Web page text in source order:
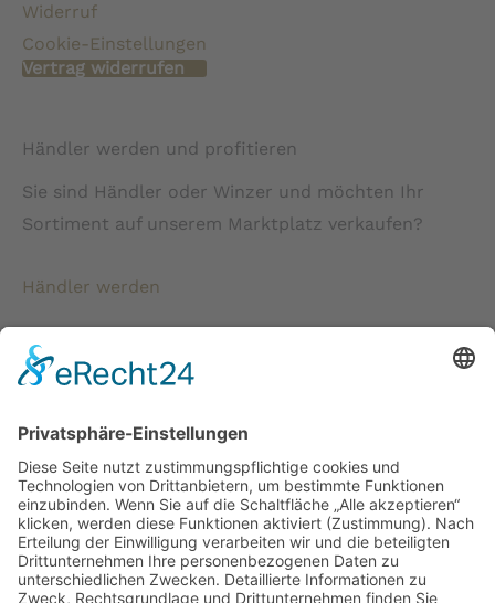
Widerruf
Cookie-Einstellungen
Vertrag widerrufen
Händler werden und profitieren
Sie sind Händler oder Winzer und möchten Ihr
Sortiment auf unserem Marktplatz verkaufen?
Händler werden
* Alle Preise verstehen sich inkl. gesetzlicher
Mehrwertsteuer und zzgl. Versandkosten wenn nicht anders
beschrieben.